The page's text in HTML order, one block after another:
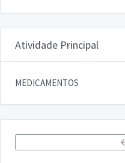
Atividade Principal
MEDICAMENTOS